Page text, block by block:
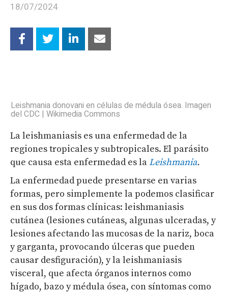
18/07/2024
Leishmania donovani en células de médula ósea. Imagen
del CDC | Wikimedia Commons
La leishmaniasis es una enfermedad de la
regiones tropicales y subtropicales. El parásito
que causa esta enfermedad es la Leishmania.
La enfermedad puede presentarse en varias
formas, pero simplemente la podemos clasificar
en sus dos formas clínicas: leishmaniasis
cutánea (lesiones cutáneas, algunas ulceradas, y
lesiones afectando las mucosas de la nariz, boca
y garganta, provocando úlceras que pueden
causar desfiguración), y la leishmaniasis
visceral, que afecta órganos internos como
hígado, bazo y médula ósea, con síntomas como